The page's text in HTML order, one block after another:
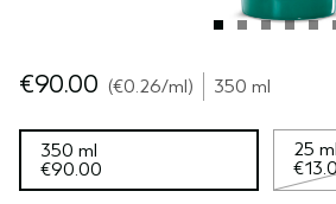
€90.00 €0.26/ml 350 ml
350 ml
€90.00
25 ml